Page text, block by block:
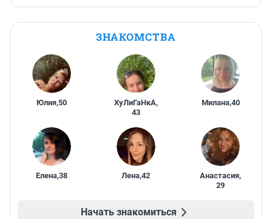
ЗНАКОМСТВА
Юлия,50 ХуЛиГаНкА,
43
Милана,40
Елена,38 Лена,42 Анастасия,
29
Начать знакомиться